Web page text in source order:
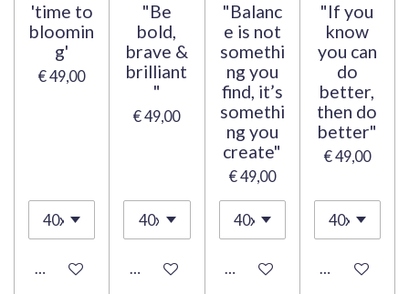
'time to
bloomin
g'
€ 49,00
Bekijk details
"Be
bold,
brave &
brilliant
"
€ 49,00
Bekijk details
"Balanc
e is not
somethi
ng you
find, it’s
somethi
ng you
create"
€ 49,00
Bekijk details
"If you
know
you can
do
better,
then do
better"
€ 49,00
Bekijk details